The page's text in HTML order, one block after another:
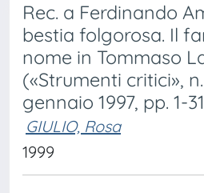
Rec. a Ferdinando
bestia folgorosa. Il
nome in Tommaso
(«Strumenti critici», n.
gennaio 1997, pp. 1-
GIULIO, Rosa
1999